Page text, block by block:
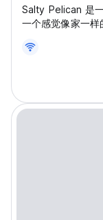
Salty Pelican 是
一个感觉像家一样
和良好的氛围。